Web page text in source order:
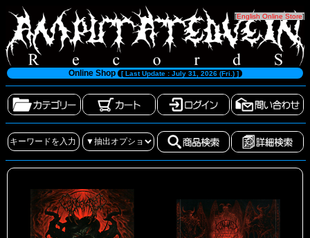
[English Online Store]
Online Shop [ Last Update : July 31, 2026 (Fri.) ]